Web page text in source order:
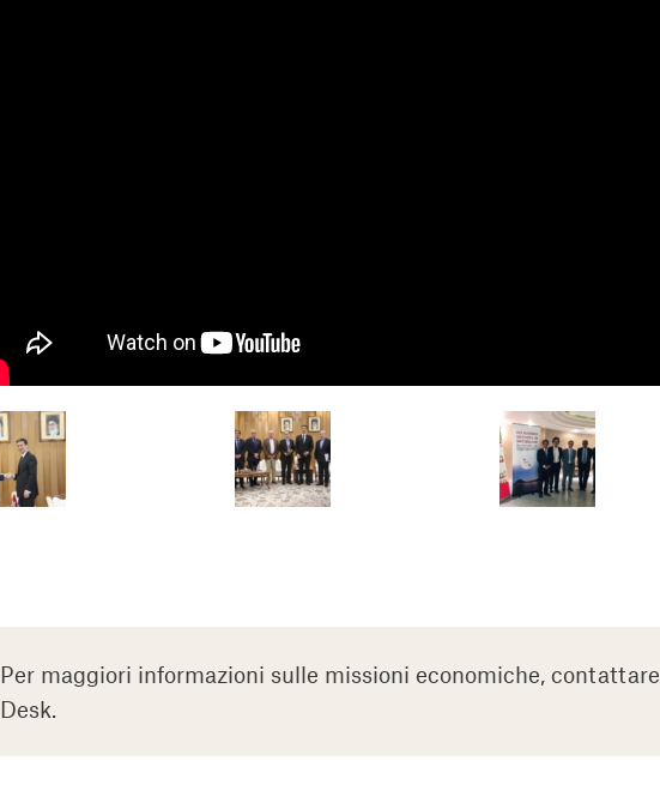
Per maggiori informazioni sulle missioni economiche, contattare
Desk.